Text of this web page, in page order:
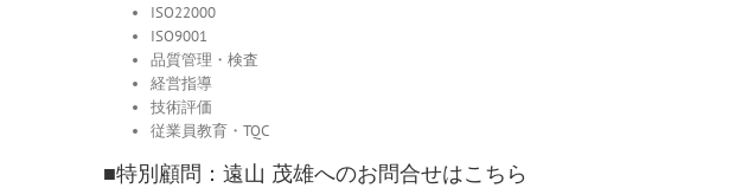
ISO22000
ISO9001
品質管理・検査
経営指導
技術評価
従業員教育・TQC
■特別顧問：遠山 茂雄へのお問合せはこちら